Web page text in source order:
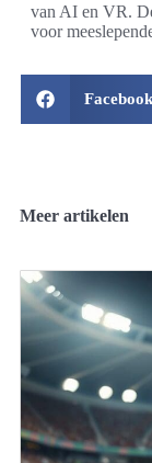
van AI en VR.
voor
Facebook
Meer artikelen